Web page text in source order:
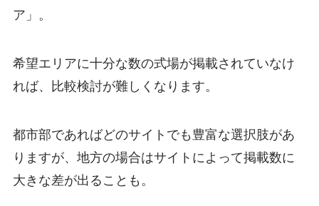
ア」。
希望エリアに十分な数の式場が掲載されていなけ
れば、比較検討が難しくなります。
都市部であればどのサイトでも豊富な選択肢があ
りますが、地方の場合はサイトによって掲載数に
大きな差が出ることも。